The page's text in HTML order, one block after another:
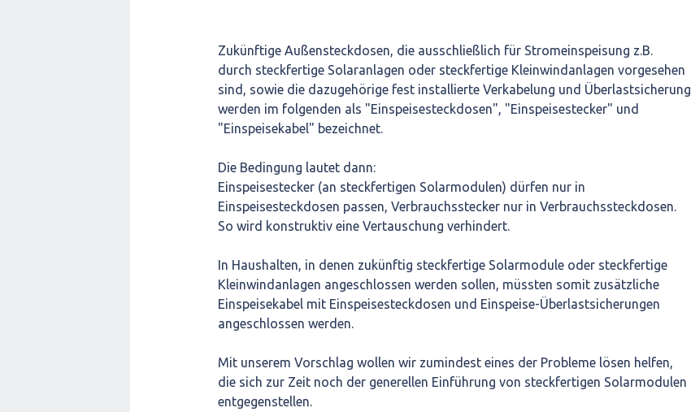
Zukünftige Außensteckdosen, die ausschließlich für Stromeinspeisung z.B.
durch steckfertige Solaranlagen oder steckfertige Kleinwindanlagen vorgesehen
sind, sowie die dazugehörige fest installierte Verkabelung und Überlastsicherung
werden im folgenden als "Einspeisesteckdosen", "Einspeisestecker" und
"Einspeisekabel" bezeichnet.
Die Bedingung lautet dann:
Einspeisestecker (an steckfertigen Solarmodulen) dürfen nur in
Einspeisesteckdosen passen, Verbrauchsstecker nur in Verbrauchssteckdosen.
So wird konstruktiv eine Vertauschung verhindert.
In Haushalten, in denen zukünftig steckfertige Solarmodule oder steckfertige
Kleinwindanlagen angeschlossen werden sollen, müssten somit zusätzliche
Einspeisekabel mit Einspeisesteckdosen und Einspeise-Überlastsicherungen
angeschlossen werden.
Mit unserem Vorschlag wollen wir zumindest eines der Probleme lösen helfen,
die sich zur Zeit noch der generellen Einführung von steckfertigen Solarmodulen
entgegenstellen.